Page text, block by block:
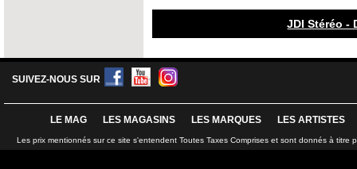
JDI Stéréo -
SUIVEZ-NOUS SUR
LE MAG LES MAGASINS LES MARQUES LES ARTISTES
Les prix mentionnés sur ce site s'entendent Toutes Taxes Comprises et sont donnés à